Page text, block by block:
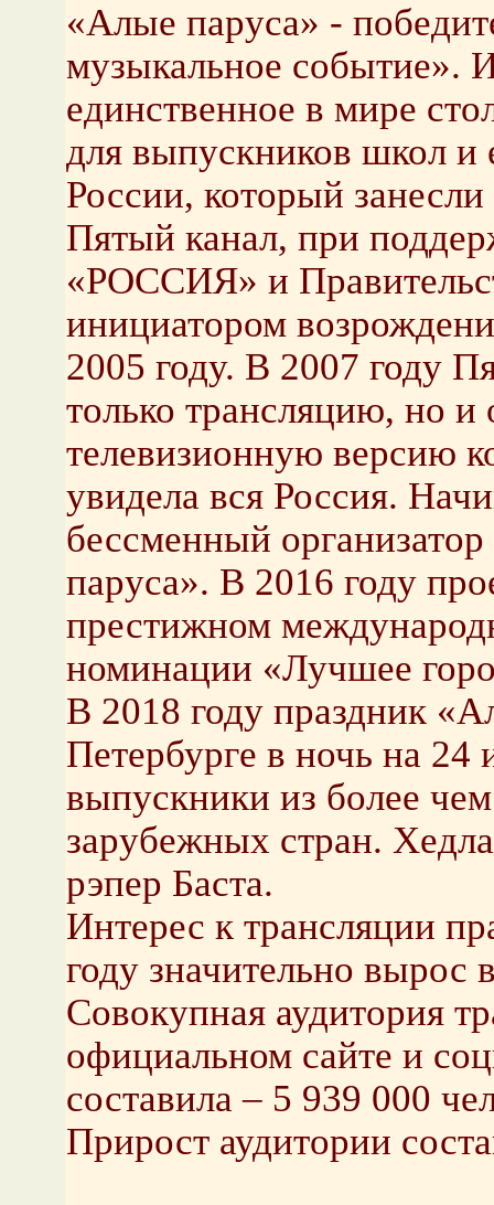
«Алые паруса» -
музыкальное событие».
единственное в мире
для выпускников школ и
России, который
Пятый канал, при
«РОССИЯ» и
инициатором
2005 году. В 2007 году
только трансляцию, но и
телевизионную версию
увидела вся Россия.
бессменный
паруса». В 2016 году
престижном
номинации «Лучшее
В 2018 году праздник
Петербурге в ночь на
выпускники из более
зарубежных стран.
рэпер Баста.
Интерес к трансляции
году значительно
Совокупная аудитория
официальном сайте и
составила – 5 939 000
Прирост аудитории